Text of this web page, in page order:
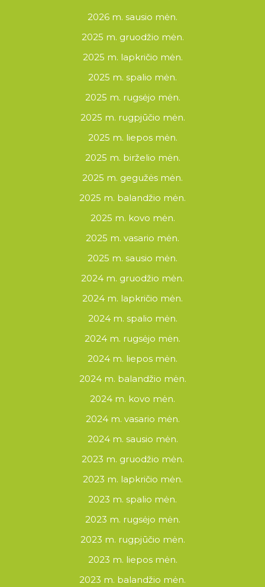
2026 m. sausio mėn.
2025 m. gruodžio mėn.
2025 m. lapkričio mėn.
2025 m. spalio mėn.
2025 m. rugsėjo mėn.
2025 m. rugpjūčio mėn.
2025 m. liepos mėn.
2025 m. birželio mėn.
2025 m. gegužės mėn.
2025 m. balandžio mėn.
2025 m. kovo mėn.
2025 m. vasario mėn.
2025 m. sausio mėn.
2024 m. gruodžio mėn.
2024 m. lapkričio mėn.
2024 m. spalio mėn.
2024 m. rugsėjo mėn.
2024 m. liepos mėn.
2024 m. balandžio mėn.
2024 m. kovo mėn.
2024 m. vasario mėn.
2024 m. sausio mėn.
2023 m. gruodžio mėn.
2023 m. lapkričio mėn.
2023 m. spalio mėn.
2023 m. rugsėjo mėn.
2023 m. rugpjūčio mėn.
2023 m. liepos mėn.
2023 m. balandžio mėn.